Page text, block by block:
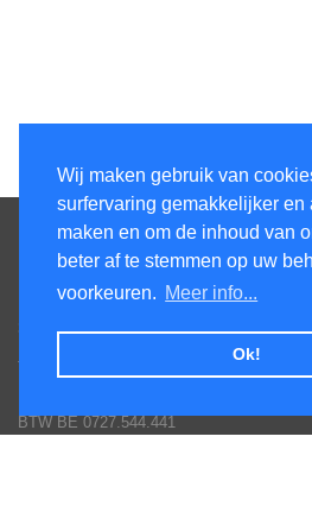
Wij maken gebruik van
surfervaring gemakkelijker en
maken en om de inhoud van
beter af te stemmen op uw
voorkeuren. Meer info...
Ok!
Contacteer ons
Honsdonkstraat 25A
3120 Tremelo
Tel. 016/60.93.00 - 0475/620.520
BTW BE 0727.544.441